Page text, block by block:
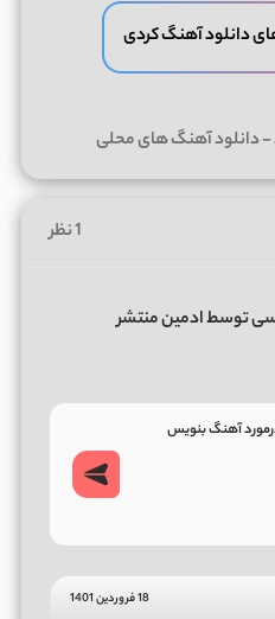
دانلود آهنگ کردی
-دانلود آهنگ های محلی
1 نظر
توسط ادمین منتشر
18 فروردین 1401